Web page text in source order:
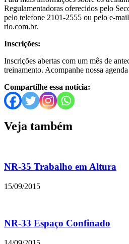
Regulamentadoras oferecidos pelo
pelo telefone 2101-2555 ou pelo e-
rio.com.br.
Inscrições:
Inscrições abertas com um mês de
treinamento. Acompanhe nossa
Compartilhe essa notícia:
Veja também
NR-35 Trabalho em Altura
15/09/2015
NR-33 Espaço Confinado